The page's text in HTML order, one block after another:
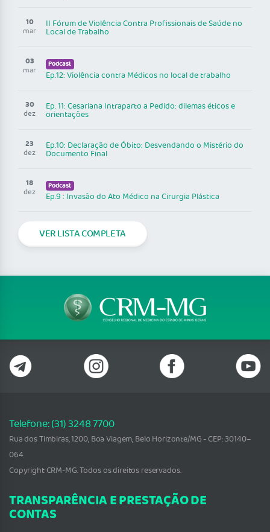
10
mar
II Fórum de Violência Contra Profissionais de Saúde no
Local de Trabalho
03
mar
Podcast
Ep.12: Violência contra Médicos no local de trabalho
30
dez
Ep. 11: Cesariana Intraparto a Pedido: dilemas éticos e
orientações
23
dez
Ep.10: Declaração de Óbito: Desvendando o Mistério do
Documento Final
18
dez
Podcast
Ep.9 : Invasão do Ato Médico na Cirurgia Plástica
VER LISTA COMPLETA
Telefone: (31) 3248 7700
Rua dos Timbiras, 1200, Boa Viagem, Belo Horizonte/MG - CEP: 30140–
064
Copyright CRM-MG. Todos os direitos reservados.
TRANSPARÊNCIA E PRESTAÇÃO DE
CONTAS